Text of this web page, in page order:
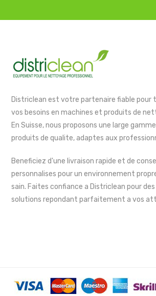
Districlean est votre partenaire fiable pour
vos besoins en machines et produits de
En Suisse, nous proposons une large
produits de qualite, adaptes aux
Beneficiez d'une livraison rapide et de
personnalises pour un environnement
sain. Faites confiance a Districlean pour des
solutions repondant parfaitement a vos